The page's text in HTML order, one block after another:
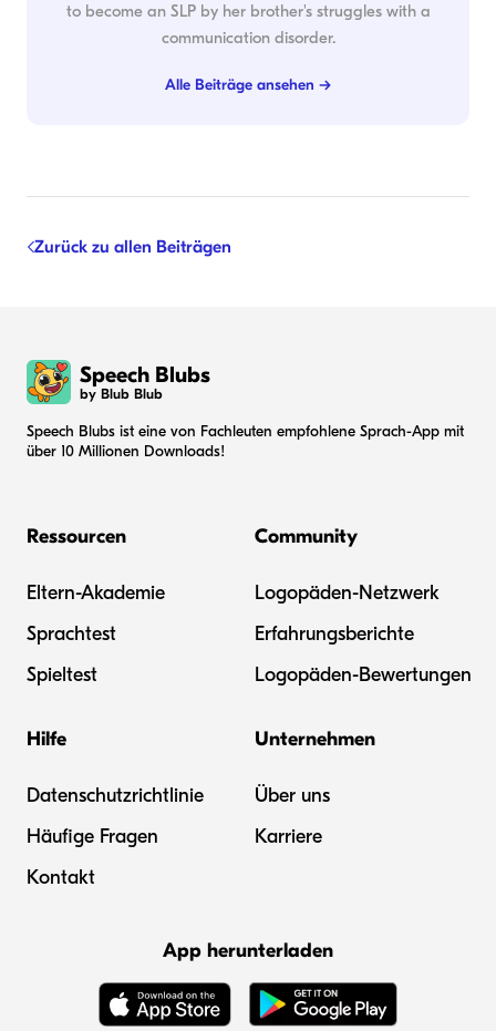
to become an SLP by her brother's struggles with a
communication disorder.
Alle Beiträge ansehen →
Zurück zu allen Beiträgen
Speech Blubs
by Blub Blub
Speech Blubs ist eine von Fachleuten empfohlene Sprach-App mit
über 10 Millionen Downloads!
Ressourcen
Eltern-Akademie
Sprachtest
Spieltest
Community
Logopäden-Netzwerk
Erfahrungsberichte
Logopäden-Bewertungen
Hilfe
Datenschutzrichtlinie
Häufige Fragen
Kontakt
Unternehmen
Über uns
Karriere
App herunterladen